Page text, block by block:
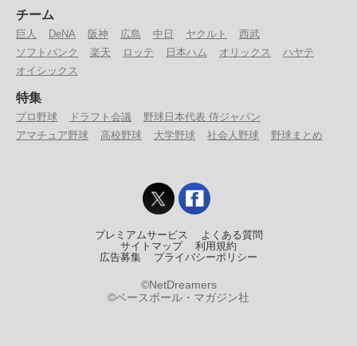
チーム
巨人 DeNA 阪神 広島 中日 ヤクルト
西武
ソフトバンク
楽天 ロッテ 日本ハム オリックス
ハヤテ
オイシックス
特集
プロ野球 ドラフト会議
野球日本代表 侍ジャパン
アマチュア野球
高校野球 大学野球 社会人野球 野球まとめ
プレミアムサービス
よくある質問
サイトマップ
利用規約
広告募集
プライバシーポリシー
©NetDreamers
©ベースボール・マガジン社